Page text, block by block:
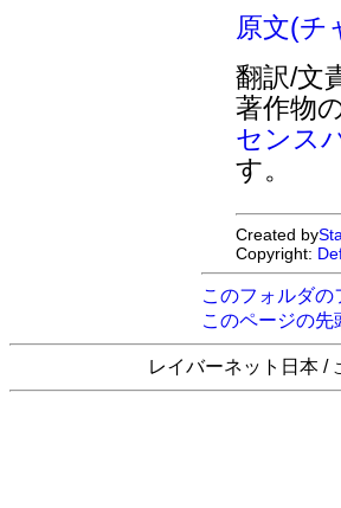
原文(チ
翻訳/文
著作物
センス
す。
Created by
Copyright:
このフォルダの
このページの先
レイバーネット日本 /